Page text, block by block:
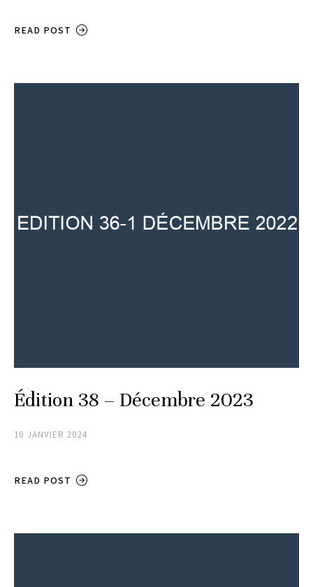
READ POST
Édition 38 – Décembre 2023
10 JANVIER 2024
READ POST